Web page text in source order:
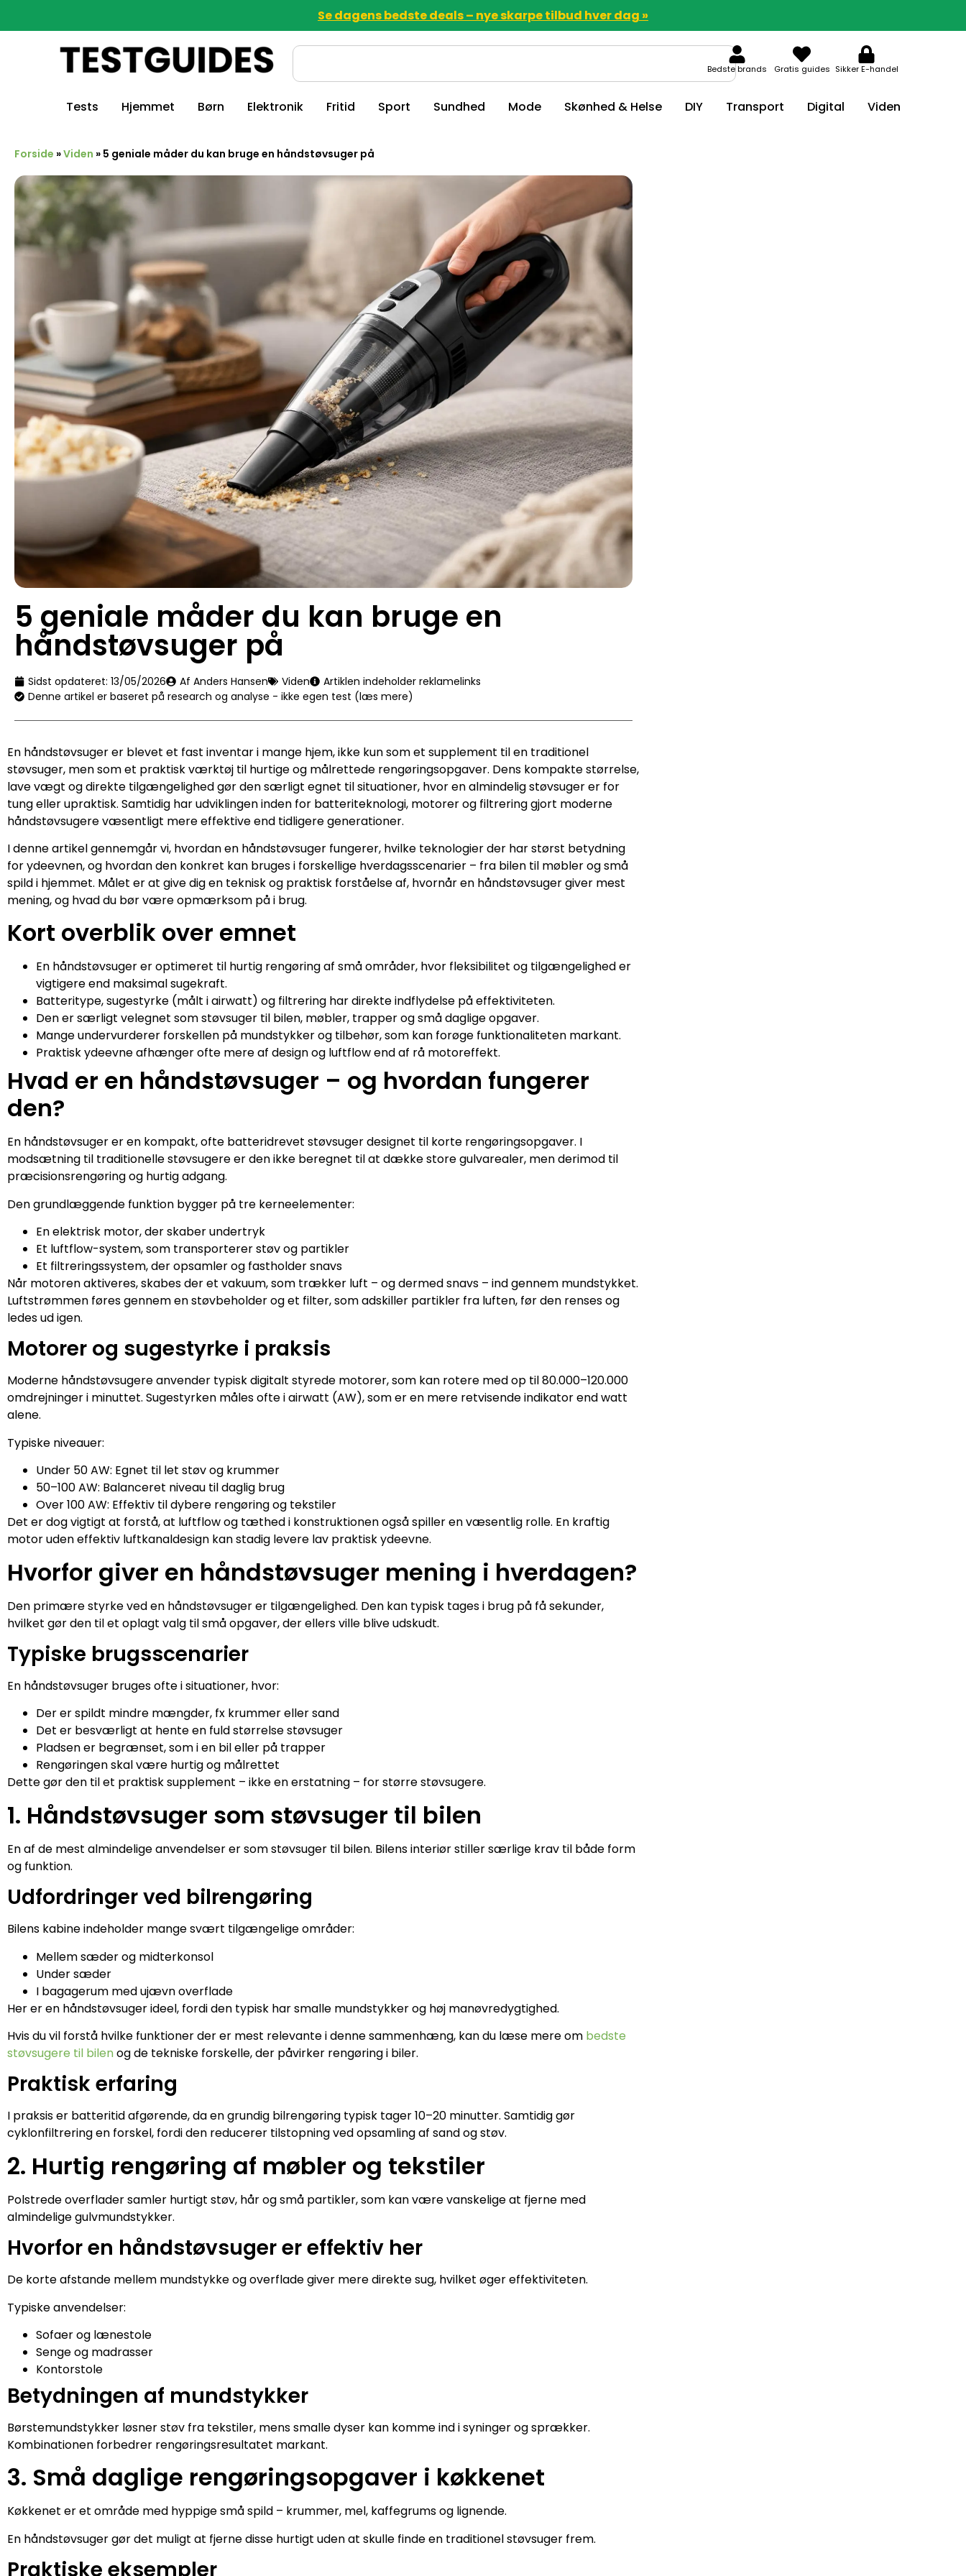
Se dagens bedste deals – nye skarpe tilbud hver dag »
Bedste brands Gratis guides Sikker E-handel
Tests Hjemmet Børn Elektronik Fritid Sport Sundhed Mode Skønhed & Helse DIY Transport Digital Viden
Forside »Viden » 5 geniale måder du kan bruge en håndstøvsuger på
5 geniale måder du kan bruge en
håndstøvsuger på
Sidst opdateret: 13/05/2026 Af Anders Hansen Viden
Artiklen indeholder reklamelinks
Denne artikel er baseret på research og analyse - ikke egen test (læs mere)
En håndstøvsuger er blevet et fast inventar i mange hjem, ikke kun som et supplement til en traditionel
støvsuger, men som et praktisk værktøj til hurtige og målrettede rengøringsopgaver. Dens kompakte størrelse,
lave vægt og direkte tilgængelighed gør den særligt egnet til situationer, hvor en almindelig støvsuger er for
tung eller upraktisk. Samtidig har udviklingen inden for batteriteknologi, motorer og filtrering gjort moderne
håndstøvsugere væsentligt mere effektive end tidligere generationer.
I denne artikel gennemgår vi, hvordan en håndstøvsuger fungerer, hvilke teknologier der har størst betydning
for ydeevnen, og hvordan den konkret kan bruges i forskellige hverdagsscenarier – fra bilen til møbler og små
spild i hjemmet. Målet er at give dig en teknisk og praktisk forståelse af, hvornår en håndstøvsuger giver mest
mening, og hvad du bør være opmærksom på i brug.
Kort overblik over emnet
En håndstøvsuger er optimeret til hurtig rengøring af små områder, hvor fleksibilitet og tilgængelighed er
vigtigere end maksimal sugekraft.
Batteritype, sugestyrke (målt i airwatt) og filtrering har direkte indflydelse på effektiviteten.
Den er særligt velegnet som støvsuger til bilen, møbler, trapper og små daglige opgaver.
Mange undervurderer forskellen på mundstykker og tilbehør, som kan forøge funktionaliteten markant.
Praktisk ydeevne afhænger ofte mere af design og luftflow end af rå motoreffekt.
Hvad er en håndstøvsuger – og hvordan fungerer
den?
En håndstøvsuger er en kompakt, ofte batteridrevet støvsuger designet til korte rengøringsopgaver. I
modsætning til traditionelle støvsugere er den ikke beregnet til at dække store gulvarealer, men derimod til
præcisionsrengøring og hurtig adgang.
Den grundlæggende funktion bygger på tre kerneelementer:
En elektrisk motor, der skaber undertryk
Et luftflow-system, som transporterer støv og partikler
Et filtreringssystem, der opsamler og fastholder snavs
Når motoren aktiveres, skabes der et vakuum, som trækker luft – og dermed snavs – ind gennem mundstykket.
Luftstrømmen føres gennem en støvbeholder og et filter, som adskiller partikler fra luften, før den renses og
ledes ud igen.
Motorer og sugestyrke i praksis
Moderne håndstøvsugere anvender typisk digitalt styrede motorer, som kan rotere med op til 80.000–120.000
omdrejninger i minuttet. Sugestyrken måles ofte i airwatt (AW), som er en mere retvisende indikator end watt
alene.
Typiske niveauer:
Under 50 AW: Egnet til let støv og krummer
50–100 AW: Balanceret niveau til daglig brug
Over 100 AW: Effektiv til dybere rengøring og tekstiler
Det er dog vigtigt at forstå, at luftflow og tæthed i konstruktionen også spiller en væsentlig rolle. En kraftig
motor uden effektiv luftkanaldesign kan stadig levere lav praktisk ydeevne.
Hvorfor giver en håndstøvsuger mening i hverdagen?
Den primære styrke ved en håndstøvsuger er tilgængelighed. Den kan typisk tages i brug på få sekunder,
hvilket gør den til et oplagt valg til små opgaver, der ellers ville blive udskudt.
Typiske brugsscenarier
En håndstøvsuger bruges ofte i situationer, hvor:
Der er spildt mindre mængder, fx krummer eller sand
Det er besværligt at hente en fuld størrelse støvsuger
Pladsen er begrænset, som i en bil eller på trapper
Rengøringen skal være hurtig og målrettet
Dette gør den til et praktisk supplement – ikke en erstatning – for større støvsugere.
1. Håndstøvsuger som støvsuger til bilen
En af de mest almindelige anvendelser er som støvsuger til bilen. Bilens interiør stiller særlige krav til både form
og funktion.
Udfordringer ved bilrengøring
Bilens kabine indeholder mange svært tilgængelige områder:
Mellem sæder og midterkonsol
Under sæder
I bagagerum med ujævn overflade
Her er en håndstøvsuger ideel, fordi den typisk har smalle mundstykker og høj manøvredygtighed.
Hvis du vil forstå hvilke funktioner der er mest relevante i denne sammenhæng, kan du læse mere om bedste
støvsugere til bilenog de tekniske forskelle, der påvirker rengøring i biler.
Praktisk erfaring
I praksis er batteritid afgørende, da en grundig bilrengøring typisk tager 10–20 minutter. Samtidig gør
cyklonfiltrering en forskel, fordi den reducerer tilstopning ved opsamling af sand og støv.
2. Hurtig rengøring af møbler og tekstiler
Polstrede overflader samler hurtigt støv, hår og små partikler, som kan være vanskelige at fjerne med
almindelige gulvmundstykker.
Hvorfor en håndstøvsuger er effektiv her
De korte afstande mellem mundstykke og overflade giver mere direkte sug, hvilket øger effektiviteten.
Typiske anvendelser:
Sofaer og lænestole
Senge og madrasser
Kontorstole
Betydningen af mundstykker
Børstemundstykker løsner støv fra tekstiler, mens smalle dyser kan komme ind i syninger og sprækker.
Kombinationen forbedrer rengøringsresultatet markant.
3. Små daglige rengøringsopgaver i køkkenet
Køkkenet er et område med hyppige små spild – krummer, mel, kaffegrums og lignende.
En håndstøvsuger gør det muligt at fjerne disse hurtigt uden at skulle finde en traditionel støvsuger frem.
Praktiske eksempler